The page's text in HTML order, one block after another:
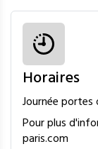
Horaires
Journée portes
Pour plus
paris.com